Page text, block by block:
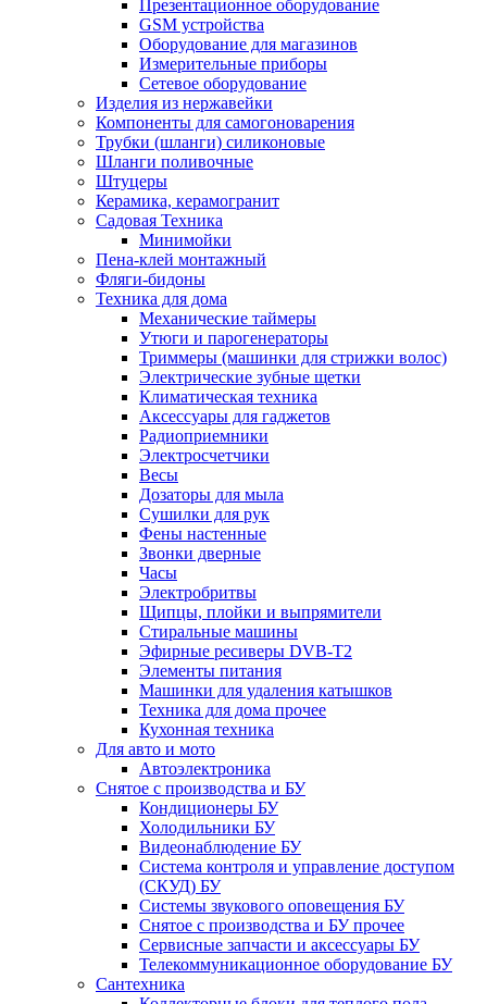
Презентационное оборудование
GSM устройства
Оборудование для магазинов
Измерительные приборы
Сетевое оборудование
Изделия из нержавейки
Компоненты для самогоноварения
Трубки (шланги) силиконовые
Шланги поливочные
Штуцеры
Керамика, керамогранит
Садовая Техника
Минимойки
Пена-клей монтажный
Фляги-бидоны
Техника для дома
Механические таймеры
Утюги и парогенераторы
Триммеры (машинки для стрижки волос)
Электрические зубные щетки
Климатическая техника
Аксессуары для гаджетов
Радиоприемники
Электросчетчики
Весы
Дозаторы для мыла
Сушилки для рук
Фены настенные
Звонки дверные
Часы
Электробритвы
Щипцы, плойки и выпрямители
Стиральные машины
Эфирные ресиверы DVB-T2
Элементы питания
Машинки для удаления катышков
Техника для дома прочее
Кухонная техника
Для авто и мото
Автоэлектроника
Снятое с производства и БУ
Кондиционеры БУ
Холодильники БУ
Видеонаблюдение БУ
Система контроля и управление доступом
(СКУД) БУ
Системы звукового оповещения БУ
Снятое с производства и БУ прочее
Сервисные запчасти и аксессуары БУ
Телекоммуникационное оборудование БУ
Сантехника